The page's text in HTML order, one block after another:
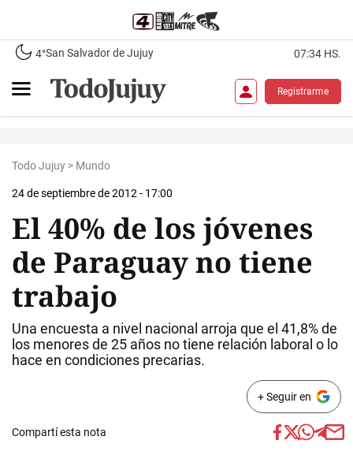
4°San Salvador de Jujuy 07:34 HS.
Registrarme
Todo Jujuy > Mundo
24 de septiembre de 2012 - 17:00
El 40% de los jóvenes
de Paraguay no tiene
trabajo
Una encuesta a nivel nacional arroja que el 41,8% de
los menores de 25 años no tiene relación laboral o lo
hace en condiciones precarias.
+ Seguir en
Compartí esta nota